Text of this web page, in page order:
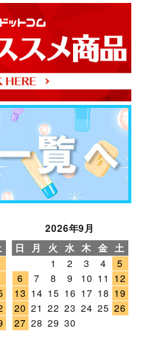
2026年9月
日
月 火 水 木 金 土
1
2 3 4
5
6
7 8 9 10 11 12
13 14 15 16 17 18 19
20 21 22 23 24 25 26
27 28 29 30